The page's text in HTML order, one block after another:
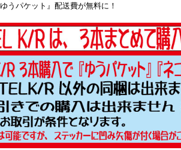
うパケット』配送費が無料に！